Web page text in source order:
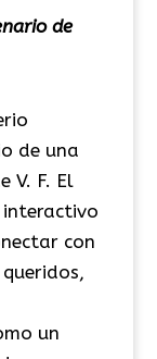
de
de una
V. F. El
con
un